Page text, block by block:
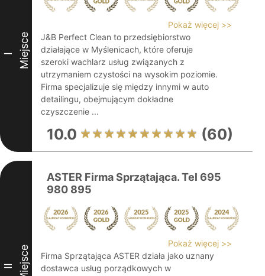
I Miejsce
Pokaż więcej >>
J&B Perfect Clean to przedsiębiorstwo
działające w Myślenicach, które oferuje
szeroki wachlarz usług związanych z
utrzymaniem czystości na wysokim poziomie.
Firma specjalizuje się między innymi w auto
detailingu, obejmującym dokładne
czyszczenie ...
10.0 (60)
II Miejsce
ASTER Firma Sprzątająca. Tel 695
980 895
Pokaż więcej >>
Firma Sprzątająca ASTER działa jako uznany
dostawca usług porządkowych w